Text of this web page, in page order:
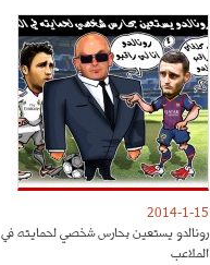
2014-1-15
رونالدو يستعين بحارس شخصي لحمايته في
الملاعب